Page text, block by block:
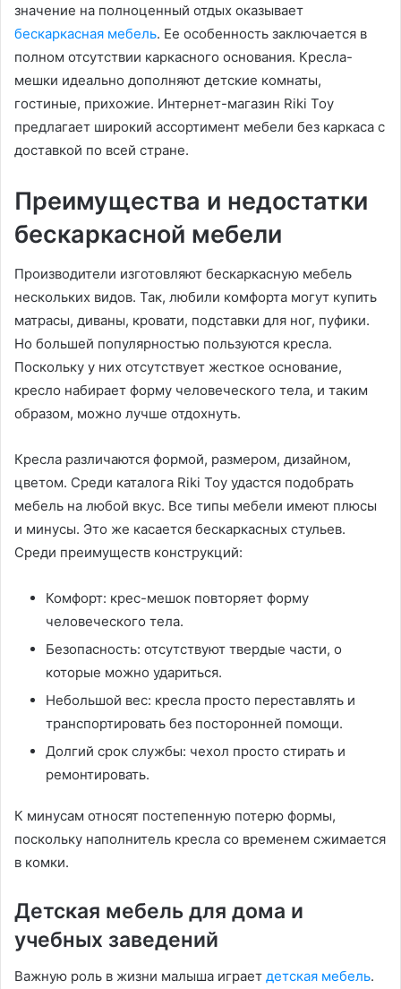
значение на полноценный отдых оказывает
бескаркасная мебель. Ее особенность заключается в
полном отсутствии каркасного основания. Кресла-
мешки идеально дополняют детские комнаты,
гостиные, прихожие. Интернет-магазин Riki Toy
предлагает широкий ассортимент мебели без каркаса с
доставкой по всей стране.
Преимущества и недостатки
бескаркасной мебели
Производители изготовляют бескаркасную мебель
нескольких видов. Так, любили комфорта могут купить
матрасы, диваны, кровати, подставки для ног, пуфики.
Но большей популярностью пользуются кресла.
Поскольку у них отсутствует жесткое основание,
кресло набирает форму человеческого тела, и таким
образом, можно лучше отдохнуть.
Кресла различаются формой, размером, дизайном,
цветом. Среди каталога Riki Toy удастся подобрать
мебель на любой вкус. Все типы мебели имеют плюсы
и минусы. Это же касается бескаркасных стульев.
Среди преимуществ конструкций:
Комфорт: крес-мешок повторяет форму
человеческого тела.
Безопасность: отсутствуют твердые части, о
которые можно удариться.
Небольшой вес: кресла просто переставлять и
транспортировать без посторонней помощи.
Долгий срок службы: чехол просто стирать и
ремонтировать.
К минусам относят постепенную потерю формы,
поскольку наполнитель кресла со временем сжимается
в комки.
Детская мебель для дома и
учебных заведений
Важную роль в жизни малыша играет детская мебель.